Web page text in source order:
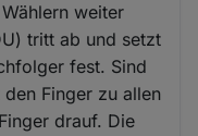
weiter
tritt ab und setzt
fest. Sind
Finger zu allen
drauf. Die